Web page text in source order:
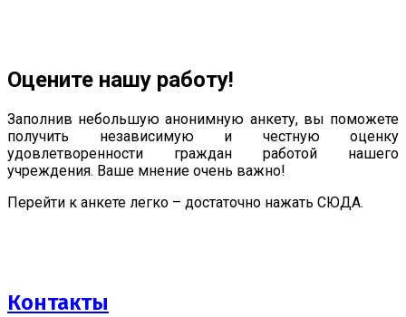
Оцените нашу работу!
Заполнив небольшую анонимную анкету, вы поможете
получить независимую и честную оценку
удовлетворенности граждан работой нашего
учреждения. Ваше мнение очень важно!
Перейти к анкете легко – достаточно нажать СЮДА.
Контакты